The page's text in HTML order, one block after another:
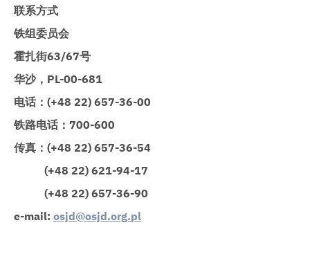
联系方式
铁组委员会
霍扎街63/67号
华沙， PL-00-681
电话 ： (+48 22) 657-36-00
铁路电话： 700-600
传真： (+48 22) 657-36-54
(+48 22) 621-94-17
(+48 22) 657-36-90
e-mail: osjd@osjd.org.pl